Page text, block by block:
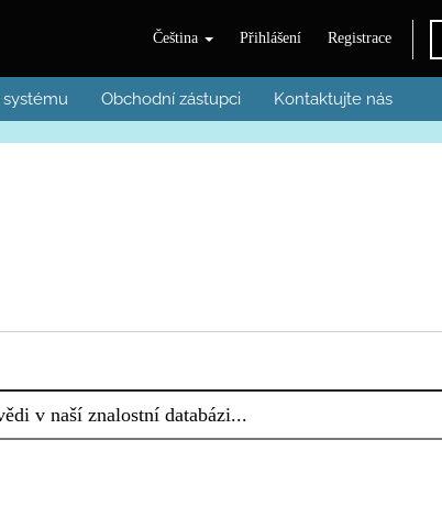
Čeština Přihlášení Registrace
systému Obchodní zástupci Kontaktujte nás